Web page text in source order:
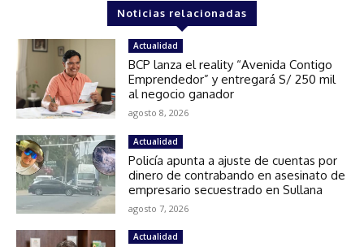
Noticias relacionadas
Actualidad
BCP lanza el reality “Avenida Contigo
Emprendedor” y entregará S/ 250 mil
al negocio ganador
agosto 8, 2026
Actualidad
Policía apunta a ajuste de cuentas por
dinero de contrabando en asesinato de
empresario secuestrado en Sullana
agosto 7, 2026
Actualidad